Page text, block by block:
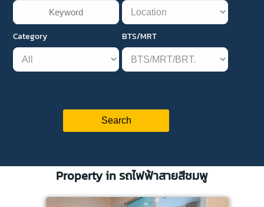
Category BTS/MRT
Property in รถไฟฟ้าสายสีชมพู